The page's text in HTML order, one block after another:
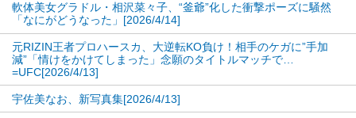
≪ 前のページへ 次のページへ ≫
軟体美女グラドル・相沢菜々子、“釜爺”化した衝撃ポーズに騒然
「なにがどうなった」[2026/4/14]
元RIZIN王者プロハースカ、大逆転KO負け！相手のケガに”手加
減”「情けをかけてしまった」念願のタイトルマッチで…
=UFC[2026/4/13]
宇佐美なお、新写真集[2026/4/13]